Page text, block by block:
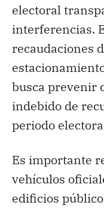
electoral
interferencias.
recaudaciones
busca prevenir
indebido de
periodo
Es importante
vehículos
edificios